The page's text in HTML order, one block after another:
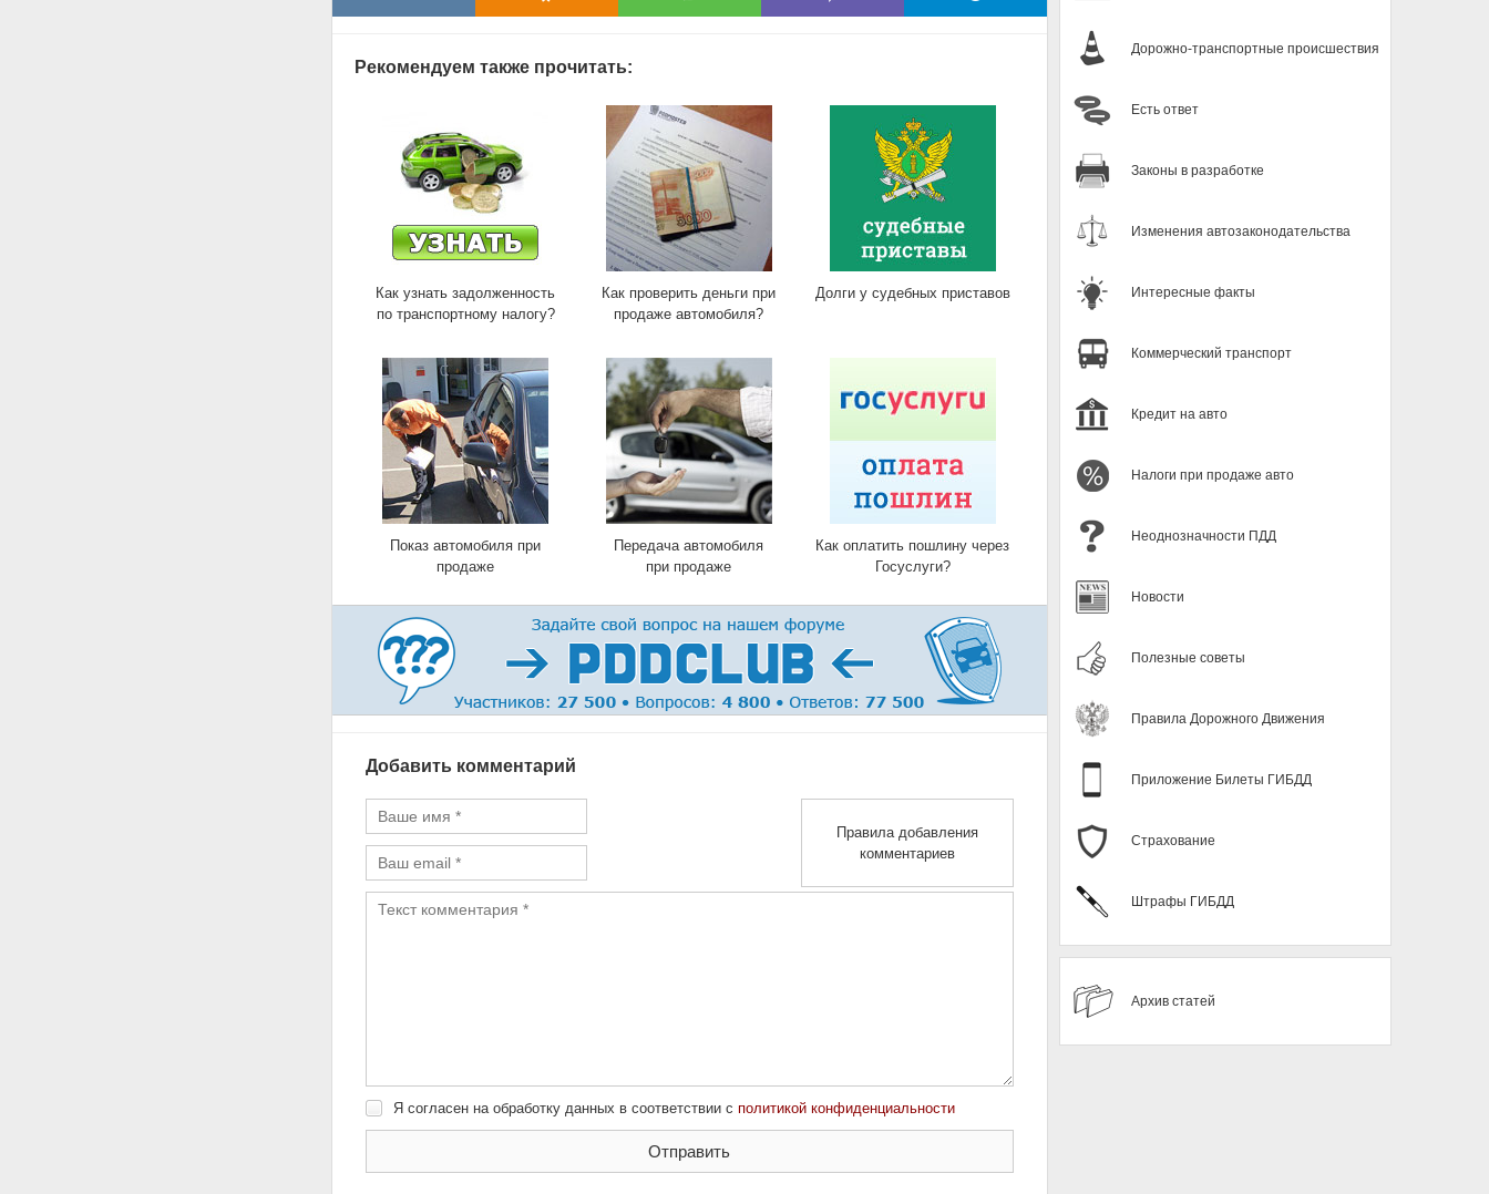
Рекомендуем также прочитать:
Как узнать задолженность
по транспортному налогу?
Как проверить деньги при
продаже автомобиля?
Долги у судебных приставов
Показ автомобиля при
продаже
Передача автомобиля
при продаже
Как оплатить пошлину через
Госуслуги?
Добавить комментарий
Правила добавления
комментариев
Я согласен на обработку данных в соответствии с политикой конфиденциальности
Дорожно-транспортные происшествия
Есть ответ
Законы в разработке
Изменения автозаконодательства
Интересные факты
Коммерческий транспорт
Кредит на авто
Налоги при продаже авто
Неоднозначности ПДД
Новости
Полезные советы
Правила Дорожного Движения
Приложение Билеты ГИБДД
Страхование
Штрафы ГИБДД
Архив статей